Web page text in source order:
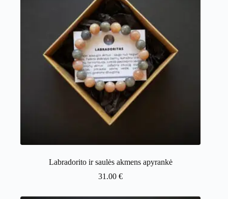
Labradorito ir saulės akmens apyrankė
31.00€